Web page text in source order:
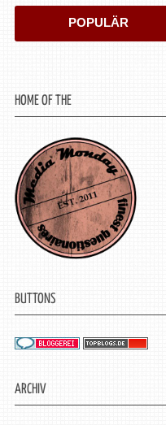
POPULÄR
HOME OF THE
BUTTONS
ARCHIV